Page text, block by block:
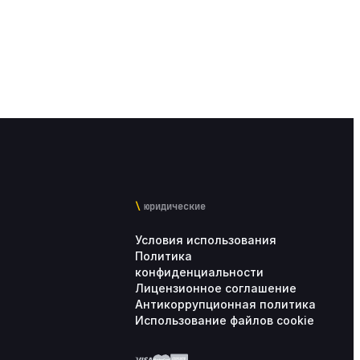
юридические
Условия использования
Политика
конфиденциальности
Лицензионное соглашение
Антикоррупционная политика
Использование файлов cookie